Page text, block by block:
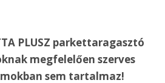
PLUSZ parkettaragasztó
megfelelően szerves
sem tartalmaz!